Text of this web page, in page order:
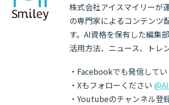
株式会社アイスマイリーが
の専門家によるコンテンツ
す。AI資格を保有した編集
活用方法、ニュース、トレ
・Facebookでも発信して
・Xもフォローください
・Youtubeのチャンネル登